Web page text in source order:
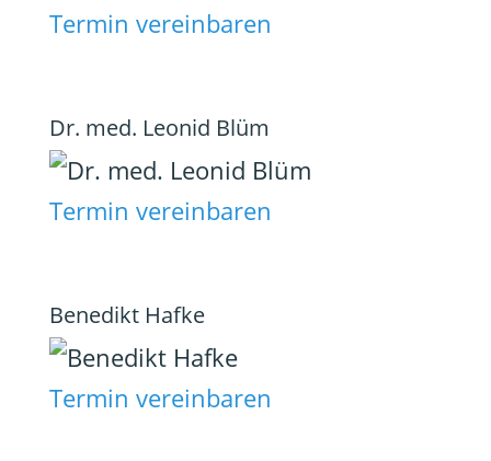
Termin vereinbaren
Dr. med. Leonid Blüm
Termin vereinbaren
Benedikt Hafke
Termin vereinbaren